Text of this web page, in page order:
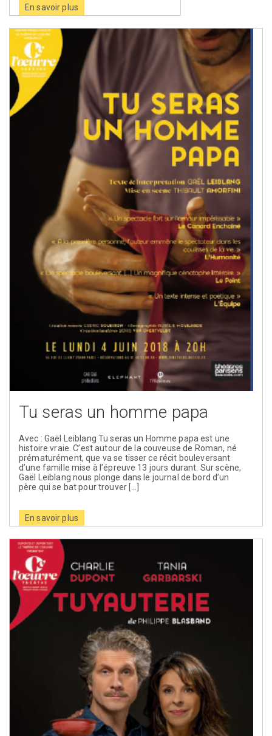
En savoir plus
Tu seras un homme papa
Avec : Gaël Leiblang Tu seras un Homme papa est une
histoire vraie. C’est autour de la couveuse de Roman, né
prématurément, que va se tisser ce récit bouleversant
d’une famille mise à l’épreuve 13 jours durant. Sur scène,
Gaël Leiblang nous plonge dans le journal de bord d’un
père qui se bat pour trouver […]
En savoir plus